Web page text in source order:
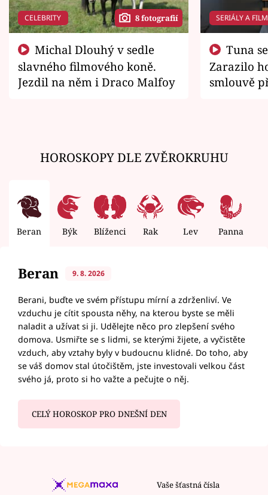
CELEBRITY 8 fotografií
slavného filmového koně.
Jezdil na něm i Draco Malfoy
SERIÁLY A
Zarazilo
smlouvě
HOROSKOPY DLE ZVĚROKRUHU
Beran Býk Blíženci Rak Lev Panna
Beran 9. 8. 2026
Berani, buďte ve svém přístupu mírní a zdrženliví. Ve
vzduchu je cítit spousta něhy, na kterou byste se měli
naladit a užívat si ji. Udělejte něco pro zlepšení svého
domova. Usmiřte se s lidmi, se kterými žijete, a vyčistěte
vzduch, aby vztahy byly v budoucnu klidné. Do toho, aby
se váš domov stal útočištěm, jste investovali velkou část
svého já, proto si ho važte a pečujte o něj.
CELÝ HOROSKOP PRO DNEŠNÍ DEN
Vaše šťastná čísla